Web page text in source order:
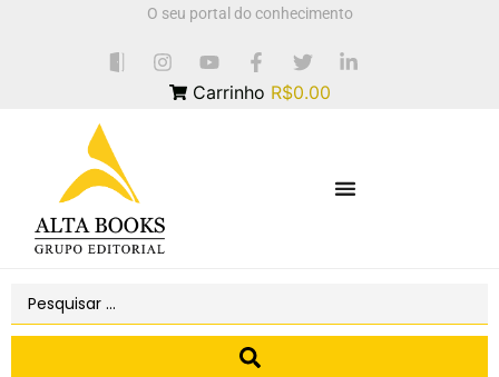
O seu portal do conhecimento
Carrinho R$0.00